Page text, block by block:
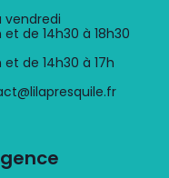
vendredi
et de 14h30 à 18h30
et de 14h30 à 17h